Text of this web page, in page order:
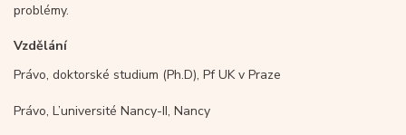
problémy.
Vzdělání
Právo, doktorské studium (Ph.D), Pf UK v Praze
Právo, L’université Nancy-II, Nancy